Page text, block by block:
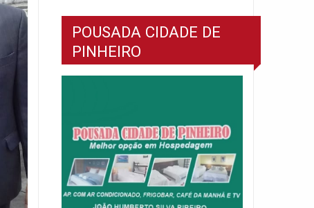
POUSADA CIDADE DE
PINHEIRO